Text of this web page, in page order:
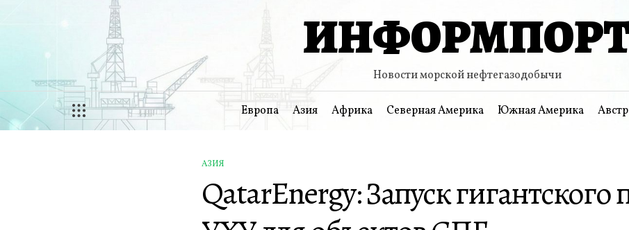
Новости морской нефтегазодобычи
Европа Азия Африка Северная Америка Южная Америка
ОПУБЛИКОВАНО
АЗИЯ
QatarEnergy: Запуск гигантского